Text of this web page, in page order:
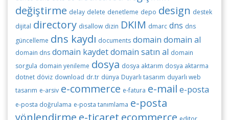
değiştirme delay delete denetleme depo design destek
dijital directory disallow dizin DKIM dmarc dns dns
güncelleme dns kaydı documents domain domain al
domain dns domain kaydetdomain satın al domain
sorgula domain yenileme dosya dosya aktarım dosya aktarma
dotnet döviz download dr.tr dünya Duyarlı tasarım duyarlı web
tasarım e-arsiv e-commerce e-fatura e-mail e-posta
e-posta doğrulama e-posta tanımlama e-posta
yönlendirme e-ticaret ecommerce